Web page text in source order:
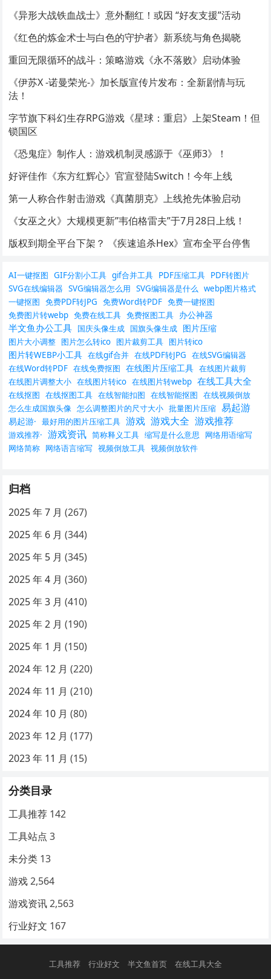
《异形大战铁血战士》意外翻红！或因 “好友支援”活动
《红色的炼金术士与白色的守护者》新系统与角色揭晓
重回无限循环的战斗：策略游戏《永不落败》启动体验
《伊苏X -诺曼荣光-》加长版宣传片发布：全新剧情与玩
法！
字节旗下科幻生存RPG游戏《星球：重启》上架Steam！但
锁国区
《恐鬼症》制作人：游戏机制灵感源于《巫师3》！
好评佳作《东方红辉心》官宣登陆Switch！今年上线
第一人称合作射击游戏《真菌朋克》上线抢先体验启动
《女巫之火》大规模更新”韦伯格雷夫”于7月28日上线！
版权到期全平台下架？ 《疾速追杀Hex》宣布全平台停售
AI一键抠图 GIF分割小工具 gif合并工具 PDF压缩工具 PDF转图片
SVG在线编辑器 SVG编辑器怎么用 SVG编辑器是什么 webp图片格式
一键抠图 免费PDF转JPG 免费Word转PDF 免费一键抠图
免费图片转webp 免费在线工具 免费抠图工具 办公神器
半文鱼办公工具 国庆头像生成 国旗头像生成 图片压缩
图片大小调整 图片怎么转ico 图片裁剪工具 图片转ico
图片转WEBP小工具 在线gif合并 在线PDF转JPG 在线SVG编辑器
在线Word转PDF 在线免费抠图 在线图片压缩工具 在线图片裁剪
在线图片调整大小 在线图片转ico 在线图片转webp 在线工具大全
在线抠图 在线抠图工具 在线智能扣图 在线智能抠图 在线视频倒放
怎么生成国旗头像 怎么调整图片的尺寸大小 批量图片压缩 易起游
易起游· 最好用的图片压缩工具 游戏 游戏大全 游戏推荐
游戏推荐· 游戏资讯 简称释义工具 缩写是什么意思
网络用语缩写
网络简称 网络语言缩写 视频倒放工具 视频倒放软件
归档
2025 年 7 月 (267)
2025 年 6 月 (344)
2025 年 5 月 (345)
2025 年 4 月 (360)
2025 年 3 月 (410)
2025 年 2 月 (190)
2025 年 1 月 (150)
2024 年 12 月 (220)
2024 年 11 月 (210)
2024 年 10 月 (80)
2023 年 12 月 (177)
2023 年 11 月 (15)
分类目录
工具推荐 142
工具站点 3
未分类 13
游戏 2,564
游戏资讯 2,563
行业好文 167
工具推荐 行业好文 半文鱼首页 在线工具大全